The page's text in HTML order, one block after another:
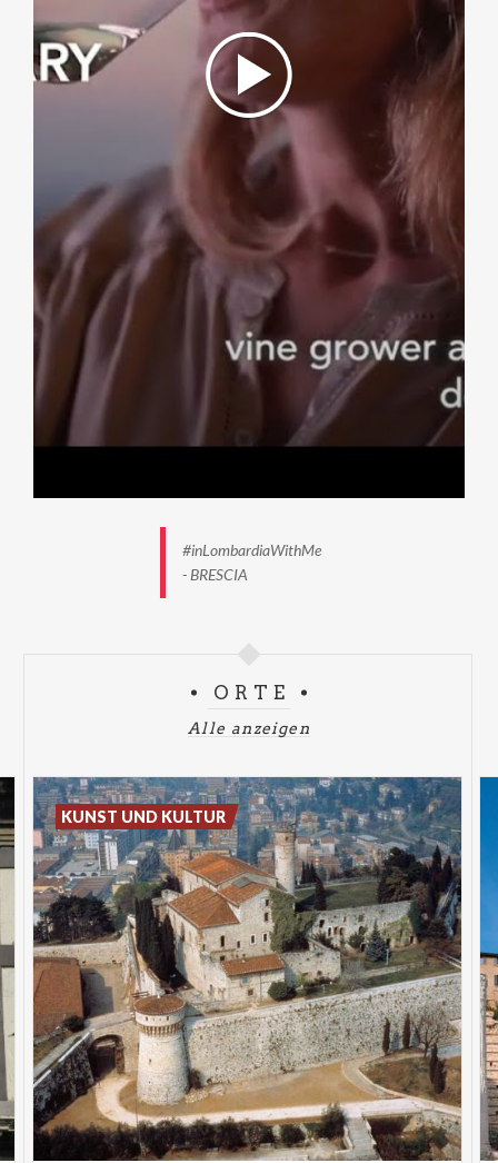
#inLombardiaWithMe
- BRESCIA
ORTE
Alle anzeigen
KUNST UND KULTUR